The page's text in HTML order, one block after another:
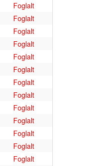
Foglalt
Foglalt
Foglalt
Foglalt
Foglalt
Foglalt
Foglalt
Foglalt
Foglalt
Foglalt
Foglalt
Foglalt
Foglalt